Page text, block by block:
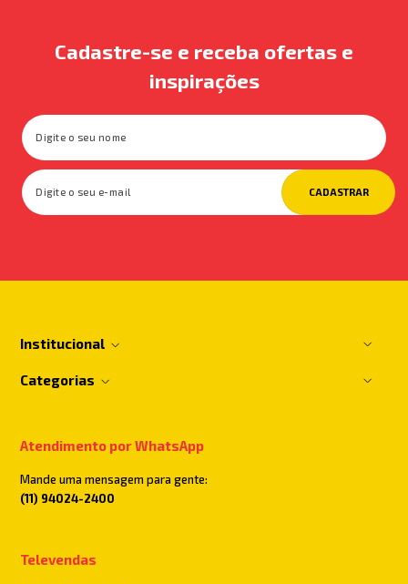
Cadastre-se e receba ofertas e
inspirações
CADASTRAR
Institucional
Categorias
Atendimento por WhatsApp
Mande uma mensagem para gente:
(11) 94024-2400
Televendas